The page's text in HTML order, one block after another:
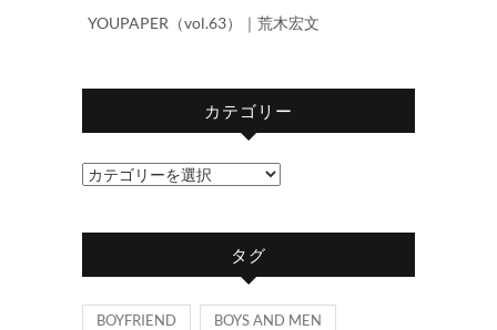
YOUPAPER（vol.63）｜荒木宏文
カテゴリー
カ
ゴ
タグ
BOYFRIEND BOYS AND MEN